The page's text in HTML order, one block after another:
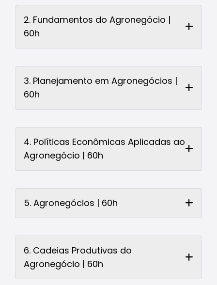
2. Fundamentos do Agronegócio |
60h
3. Planejamento em Agronegócios |
60h
4. Políticas Econômicas Aplicadas ao
Agronegócio | 60h
5. Agronegócios | 60h
6. Cadeias Produtivas do
Agronegócio | 60h